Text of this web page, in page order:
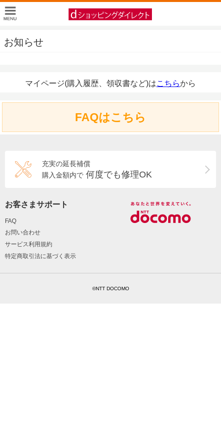
お知らせ
マイページ(購入履歴、領収書など)はこちらから
FAQはこちら
充実の延長補償
購入金額内で 何度でも修理OK
お客さまサポート
FAQ
お問い合わせ
サービス利用規約
特定商取引法に基づく表示
©NTT DOCOMO